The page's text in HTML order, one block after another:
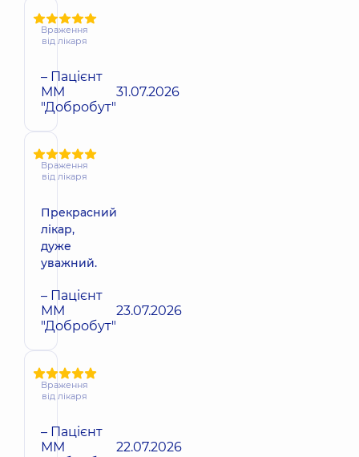
Враження
від лікаря
– Пацієнт
ММ
"Добробут"
31.07.2026
Враження
від лікаря
Прекрасний
лікар,
дуже
уважний.
– Пацієнт
ММ
"Добробут"
23.07.2026
Враження
від лікаря
– Пацієнт
ММ
22.07.2026